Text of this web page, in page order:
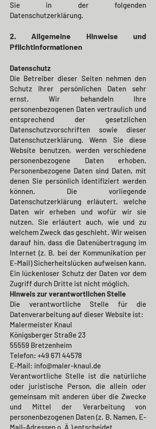
Sie in der folgenden
Datenschutzerklärung.
2. Allgemeine Hinweise und
Pflichtinformationen
Datenschutz
Die Betreiber dieser Seiten nehmen den
Schutz Ihrer persönlichen Daten sehr
ernst. Wir behandeln Ihre
personenbezogenen Daten vertraulich und
entsprechend der gesetzlichen
Datenschutzvorschriften sowie dieser
Datenschutzerklärung.Wenn Sie diese
Website benutzen, werden verschiedene
personenbezogene Daten erhoben.
Personenbezogene Daten sind Daten, mit
denen Sie persönlich identifiziert werden
können. Die vorliegende
Datenschutzerklärung erläutert, welche
Daten wir erheben und wofür wir sie
nutzen. Sie erläutert auch, wie und zu
welchem Zweck das geschieht. Wir weisen
darauf hin, dass die Datenübertragung im
Internet (z. B. bei der Kommunikation per
E-Mail) Sicherheitslücken aufweisen kann.
Ein lückenloser Schutz der Daten vor dem
Zugriff durch Dritte ist nicht möglich.
Hinweis zur verantwortlichen Stelle
Die verantwortliche Stelle für die
Datenverarbeitung auf dieser Website ist:
Malermeister Knaul
Königsberger Straße 23
55559 Bretzenheim
Telefon: +49 671 44578
E-Mail: info@maler-knaul.de
Verantwortliche Stelle ist die natürliche
oder juristische Person, die allein oder
gemeinsam mit anderen über die Zwecke
und Mittel der Verarbeitung von
personenbezogenen Daten (z. B. Namen, E-
Mail-Adressen o. Ä.) entscheidet.